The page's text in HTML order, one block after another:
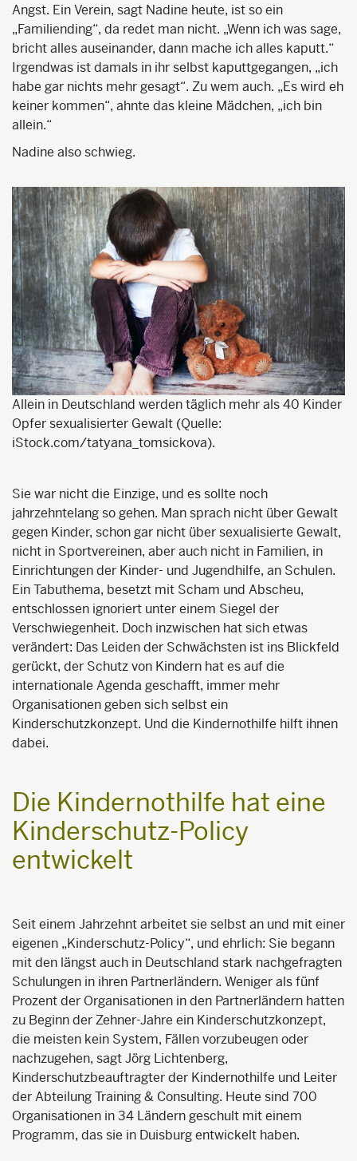
Angst. Ein Verein, sagt Nadine heute, ist so ein
„Familiending“, da redet man nicht. „Wenn ich was sage,
bricht alles auseinander, dann mache ich alles kaputt.“
Irgendwas ist damals in ihr selbst kaputtgegangen, „ich
habe gar nichts mehr gesagt“. Zu wem auch. „Es wird eh
keiner kommen“, ahnte das kleine Mädchen, „ich bin
allein.“
Nadine also schwieg.
Allein in Deutschland werden täglich mehr als 40 Kinder
Opfer sexualisierter Gewalt (Quelle:
iStock.com/tatyana_tomsickova).
Sie war nicht die Einzige, und es sollte noch
jahrzehntelang so gehen. Man sprach nicht über Gewalt
gegen Kinder, schon gar nicht über sexualisierte Gewalt,
nicht in Sportvereinen, aber auch nicht in Familien, in
Einrichtungen der Kinder- und Jugendhilfe, an Schulen.
Ein Tabuthema, besetzt mit Scham und Abscheu,
entschlossen ignoriert unter einem Siegel der
Verschwiegenheit. Doch inzwischen hat sich etwas
verändert: Das Leiden der Schwächsten ist ins Blickfeld
gerückt, der Schutz von Kindern hat es auf die
internationale Agenda geschafft, immer mehr
Organisationen geben sich selbst ein
Kinderschutzkonzept. Und die Kindernothilfe hilft ihnen
dabei.
Die Kindernothilfe hat eine
Kinderschutz-Policy
entwickelt
Seit einem Jahrzehnt arbeitet sie selbst an und mit einer
eigenen „Kinderschutz-Policy“, und ehrlich: Sie begann
mit den längst auch in Deutschland stark nachgefragten
Schulungen in ihren Partnerländern. Weniger als fünf
Prozent der Organisationen in den Partnerländern hatten
zu Beginn der Zehner-Jahre ein Kinderschutzkonzept,
die meisten kein System, Fällen vorzubeugen oder
nachzugehen, sagt Jörg Lichtenberg,
Kinderschutzbeauftragter der Kindernothilfe und Leiter
der Abteilung Training & Consulting. Heute sind 700
Organisationen in 34 Ländern geschult mit einem
Programm, das sie in Duisburg entwickelt haben.